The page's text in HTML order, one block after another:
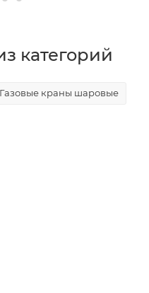
категорий
Газовые краны шаровые